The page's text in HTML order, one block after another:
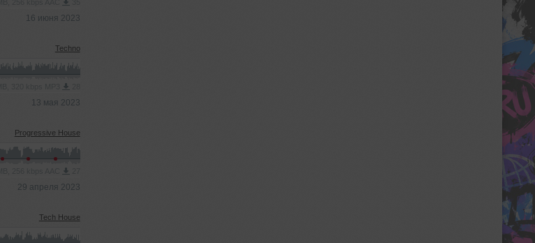
16 июня 2023
Techno
13 мая 2023
Progressive House
29 апреля 2023
Tech House